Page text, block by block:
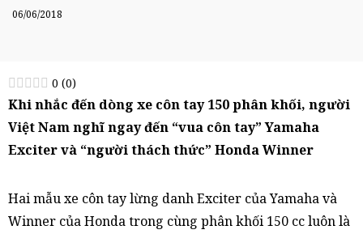
06/06/2018
0 (0)
Khi nhắc đến dòng xe côn tay 150 phân khối, người
Việt Nam nghĩ ngay đến “vua côn tay” Yamaha
Exciter và “người thách thức” Honda Winner
Hai mẫu xe côn tay lừng danh Exciter của Yamaha và
Winner của Honda trong cùng phân khối 150 cc luôn là